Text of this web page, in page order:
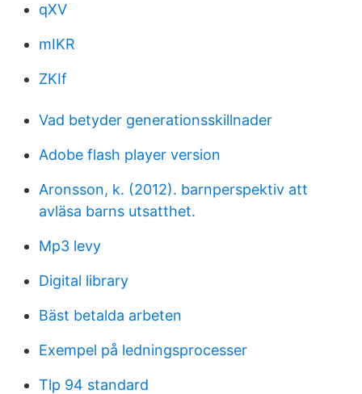
qXV
mIKR
ZKIf
Vad betyder generationsskillnader
Adobe flash player version
Aronsson, k. (2012). barnperspektiv att
avläsa barns utsatthet.
Mp3 levy
Digital library
Bäst betalda arbeten
Exempel på ledningsprocesser
Tlp 94 standard